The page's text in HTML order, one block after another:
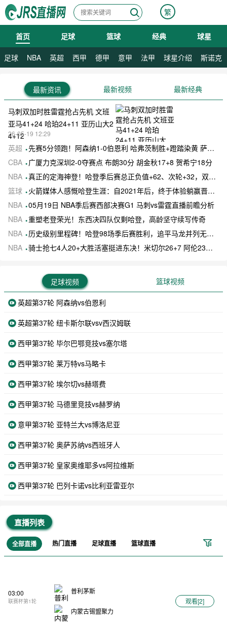
繁
首页 足球 篮球 经典 球星
足球 NBA 英超 西甲 德甲 意甲 法甲 球星介绍 斯诺克
最新资讯 最新视频 最新经典
马刺双加时胜雷霆抢占先机 文班
亚马41+24 哈珀24+11 亚历山大2
4+12
26-05-19 12:29
英超
先赛5分领跑！阿森纳1-0伯恩利 哈弗茨制胜+蹬踏染黄 萨卡献助攻
CBA
广厦力克深圳2-0夺赛点 布朗30分 胡金秋17+8 贺希宁18分
NBA 真正的定海神登！哈登季后赛总正负值+62、次轮+32，双数据领跑骑士全队
篮球
火箭媒体人感慨哈登生涯：自2021年后，终于体验躺赢晋级滋味
NBA 05月19日 NBA季后赛西部决赛G1 马刺vs雷霆直播前瞻分析
NBA 重塑老登荣光！东西决四队仅剩哈登，高龄坚守续写传奇
NBA
历史级别里程碑！哈登98场季后赛胜利，追平马龙并列无冠球员历史第一
NBA 骑士抢七4人20+大胜活塞挺进东决！米切尔26+7 阿伦23分 梅里尔23分 詹金斯17分
足球视频 篮球视频
英超第37轮 阿森纳vs伯恩利
英超第37轮 纽卡斯尔联vsv西汉姆联
西甲第37轮 毕尔巴鄂竞技vs塞尔塔
西甲第37轮 莱万特vs马略卡
西甲第37轮 埃尔切vs赫塔费
西甲第37轮 马德里竞技vs赫罗纳
意甲第37轮 亚特兰大vs博洛尼亚
西甲第37轮 奥萨苏纳vs西班牙人
西甲第37轮 皇家奥维耶多vs阿拉维斯
西甲第37轮 巴列卡诺vs比利亚雷亚尔
直播列表
全部直播 热门直播 足球直播 篮球直播
08月11日 星期二
03:00
联赛杯第1轮
普利茅斯
内蒙古锡盟聚力
观看[2]